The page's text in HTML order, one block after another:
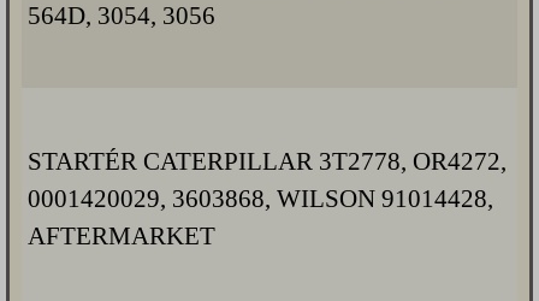
564D, 3054, 3056
STARTÉR CATERPILLAR 3T2778, OR4272,
0001420029, 3603868, WILSON 91014428,
AFTERMARKET